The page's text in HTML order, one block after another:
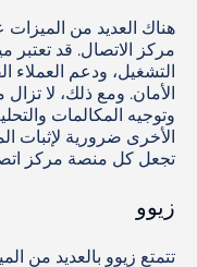
هناك العديد من
مركز الاتصال. قد
التشغيل، ودعم العملاء
الأمان. ومع ذلك، لا
وتوجيه المكالمات
الأخرى ضرورية لإثبات
تجعل كل منصة مركز
زيوو
تتمتع زيوو بالعديد من